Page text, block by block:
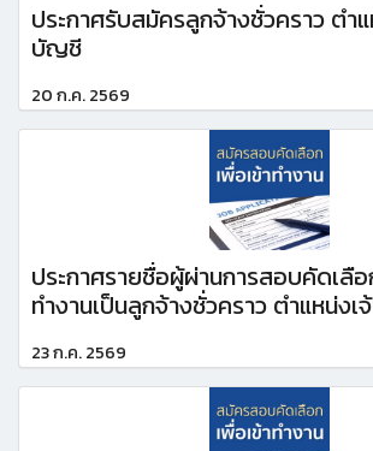
ประกาศรับสมัครลูกจ้างชั่วคราว ตำ
บัญชี
20 ก.ค. 2569
ประกาศรายชื่อผู้ผ่านการสอบคัดเลื
ทำงานเป็นลูกจ้างชั่วคราว ตำแหน่ง
23 ก.ค. 2569